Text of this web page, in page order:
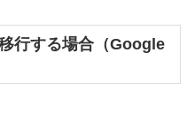
行する場合（Google